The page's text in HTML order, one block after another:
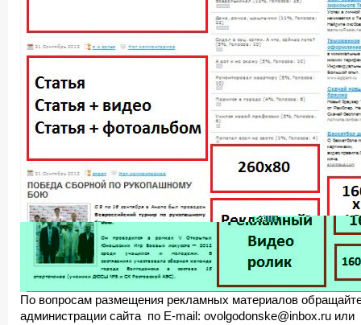
По вопросам размещения рекламных материалов
администрации сайта по E-mail: ovolgodonske@inbox.ru или